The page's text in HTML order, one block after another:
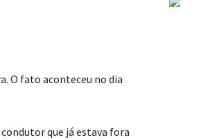
O fato aconteceu no dia
que já estava fora